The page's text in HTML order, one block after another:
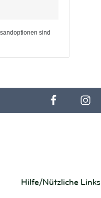
sind
Hilfe/Nützliche Links